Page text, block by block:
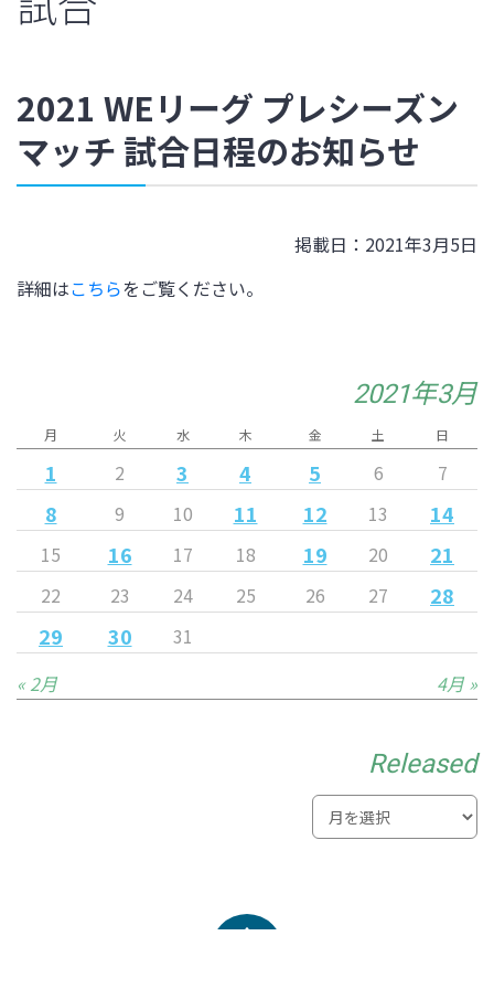
2021 WEリーグ プレシーズン
マッチ 試合日程のお知らせ
掲載日：2021年3月5日
詳細はこちらをご覧ください。
2021年3月
月 火 水 木 金 土 日
1 2 3 4 5 6 7
8 9 10 11 12 13 14
15 16 17 18 19 20 21
22 23 24 25 26 27
28
29
30
31
« 2月
4月 »
Released